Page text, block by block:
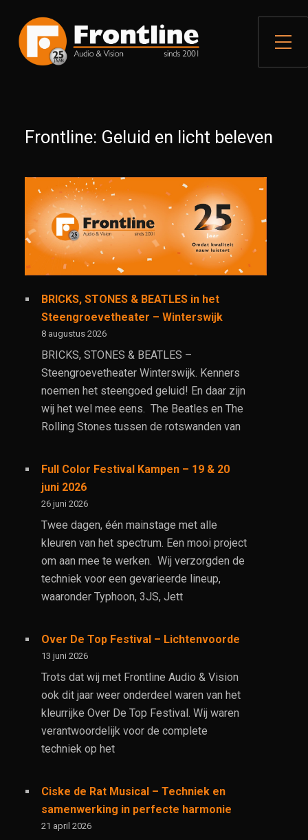
Toggle
Frontline: Geluid en licht beleven
BRICKS, STONES & BEATLES in het
Steengroevetheater – Winterswijk
8 augustus 2026
BRICKS, STONES & BEATLES –
Steengroevetheater Winterswijk. Kenners
noemen het steengoed geluid! En daar zijn
wij het wel mee eens. The Beatles en The
Rolling Stones tussen de rotswanden van
Full Color Festival Kampen – 19 & 20
juni 2026
26 juni 2026
Twee dagen, één mainstage met alle
kleuren van het spectrum. Een mooi project
om aan mee te werken. Wij verzorgden de
techniek voor een gevarieerde lineup,
waaronder Typhoon, 3JS, Jett
Over De Top Festival – Lichtenvoorde
13 juni 2026
Trots dat wij met Frontline Audio & Vision
ook dit jaar weer onderdeel waren van het
kleurrijke Over De Top Festival. Wij waren
verantwoordelijk voor de complete
techniek op het
Ciske de Rat Musical – Techniek en
samenwerking in perfecte harmonie
21 april 2026